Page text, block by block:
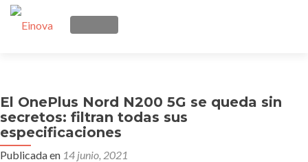
CAMBIAR NAVEGACIÓN
Quienes somos
Manos Remotas
El OnePlus Nord N200 5G se queda sin
secretos: filtran todas sus
especificaciones
Publicada en 14 junio, 2021